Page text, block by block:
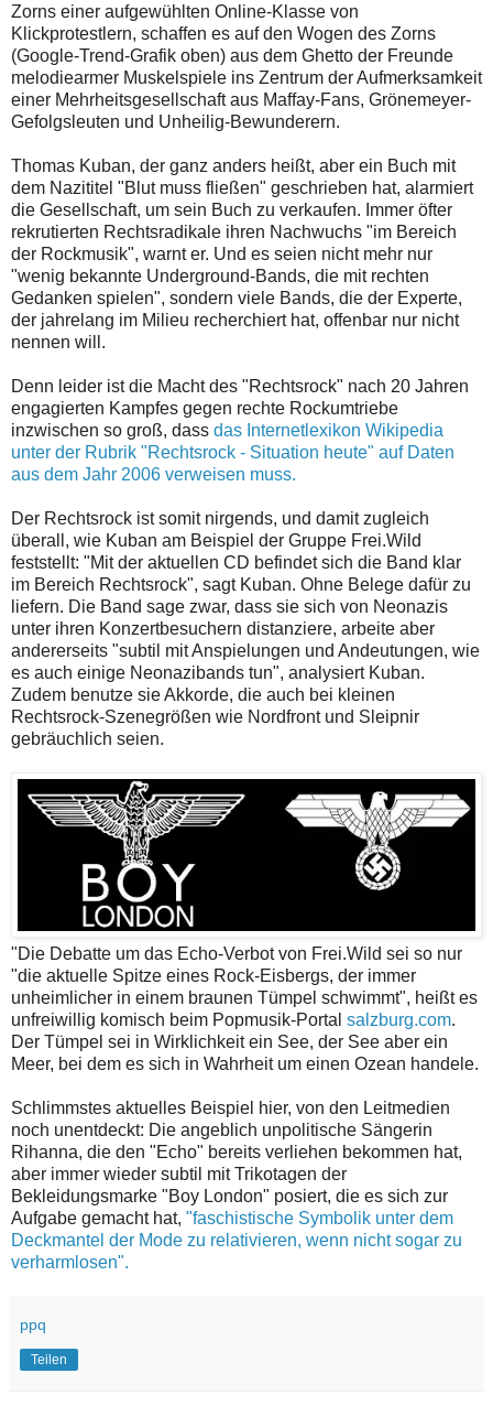
Zorns einer aufgewühlten Online-Klasse von
Klickprotestlern, schaffen es auf den Wogen des Zorns
(Google-Trend-Grafik oben) aus dem Ghetto der Freunde
melodiearmer Muskelspiele ins Zentrum der Aufmerksamkeit
einer Mehrheitsgesellschaft aus Maffay-Fans, Grönemeyer-
Gefolgsleuten und Unheilig-Bewunderern.
Thomas Kuban, der ganz anders heißt, aber ein Buch mit
dem Nazititel "Blut muss fließen" geschrieben hat, alarmiert
die Gesellschaft, um sein Buch zu verkaufen. Immer öfter
rekrutierten Rechtsradikale ihren Nachwuchs "im Bereich
der Rockmusik", warnt er. Und es seien nicht mehr nur
"wenig bekannte Underground-Bands, die mit rechten
Gedanken spielen", sondern viele Bands, die der Experte,
der jahrelang im Milieu recherchiert hat, offenbar nur nicht
nennen will.
Denn leider ist die Macht des "Rechtsrock" nach 20 Jahren
engagierten Kampfes gegen rechte Rockumtriebe
inzwischen so groß, dass das Internetlexikon Wikipedia
unter der Rubrik "Rechtsrock - Situation heute" auf Daten
aus dem Jahr 2006 verweisen muss.
Der Rechtsrock ist somit nirgends, und damit zugleich
überall, wie Kuban am Beispiel der Gruppe Frei.Wild
feststellt: "Mit der aktuellen CD befindet sich die Band klar
im Bereich Rechtsrock", sagt Kuban. Ohne Belege dafür zu
liefern. Die Band sage zwar, dass sie sich von Neonazis
unter ihren Konzertbesuchern distanziere, arbeite aber
andererseits "subtil mit Anspielungen und Andeutungen, wie
es auch einige Neonazibands tun", analysiert Kuban.
Zudem benutze sie Akkorde, die auch bei kleinen
Rechtsrock-Szenegrößen wie Nordfront und Sleipnir
gebräuchlich seien.
"Die Debatte um das Echo-Verbot von Frei.Wild sei so nur
"die aktuelle Spitze eines Rock-Eisbergs, der immer
unheimlicher in einem braunen Tümpel schwimmt", heißt es
unfreiwillig komisch beim Popmusik-Portal salzburg.com.
Der Tümpel sei in Wirklichkeit ein See, der See aber ein
Meer, bei dem es sich in Wahrheit um einen Ozean handele.
Schlimmstes aktuelles Beispiel hier, von den Leitmedien
noch unentdeckt: Die angeblich unpolitische Sängerin
Rihanna, die den "Echo" bereits verliehen bekommen hat,
aber immer wieder subtil mit Trikotagen der
Bekleidungsmarke "Boy London" posiert, die es sich zur
Aufgabe gemacht hat, "faschistische Symbolik unter dem
Deckmantel der Mode zu relativieren, wenn nicht sogar zu
verharmlosen".
ppq
Teilen